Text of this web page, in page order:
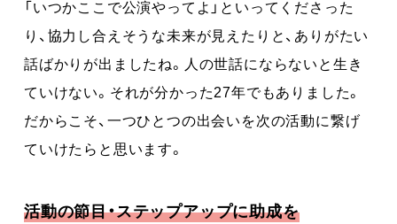
「いつかここで公演やってよ」といってくださった
り、協力し合えそうな未来が見えたりと、ありがたい
話ばかりが出ましたね。人の世話にならないと生き
ていけない。それが分かった27年でもありました。
だからこそ、一つひとつの出会いを次の活動に繋げ
ていけたらと思います。
活動の節目・ステップアップに助成を